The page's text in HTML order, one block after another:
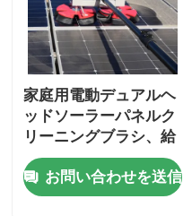
家庭用電動デュアルヘ
ッドソーラーパネルク
リーニングブラシ、給
水伸縮ロッド付き太陽
光発電ブラシ
お問い合わせを送信